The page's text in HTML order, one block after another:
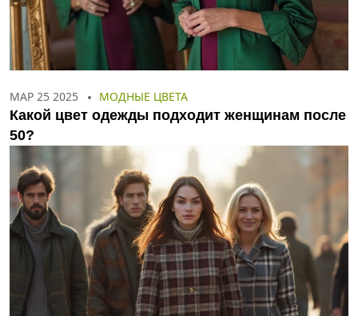
МАР 25 2025 МОДНЫЕ ЦВЕТА
Какой цвет одежды подходит женщинам после
50?